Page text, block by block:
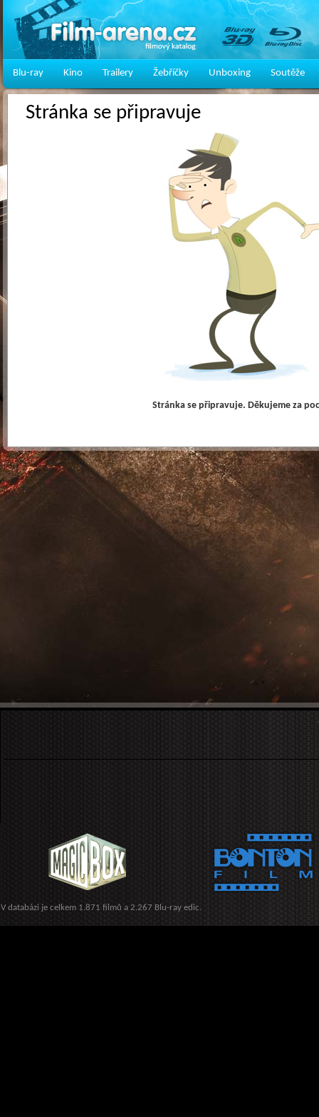
Blu-ray Kino Trailery Žebříčky Unboxing Soutěže
Stránka se připravuje
Stránka se připravuje. Děkujeme za
V databázi je celkem 1.871 filmů a 2.267 Blu-ray edic.